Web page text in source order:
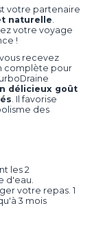
votre partenaire
naturelle
votre voyage
!
recevez
complète pour
délicieux goût
. Il favorise
des
les 2
d'eau.
votre repas. 1
3 mois